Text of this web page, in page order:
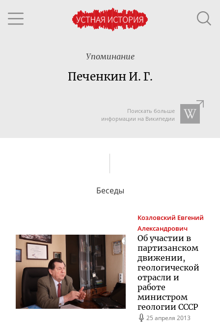
Упоминание
Печенкин И. Г.
Поискать больше
информации на Википедии
Беседы
Козловский Евгений
Александрович
Об участии в
партизанском
движении,
геологической
отрасли и
работе
министром
геологии СССР
25 апреля 2013